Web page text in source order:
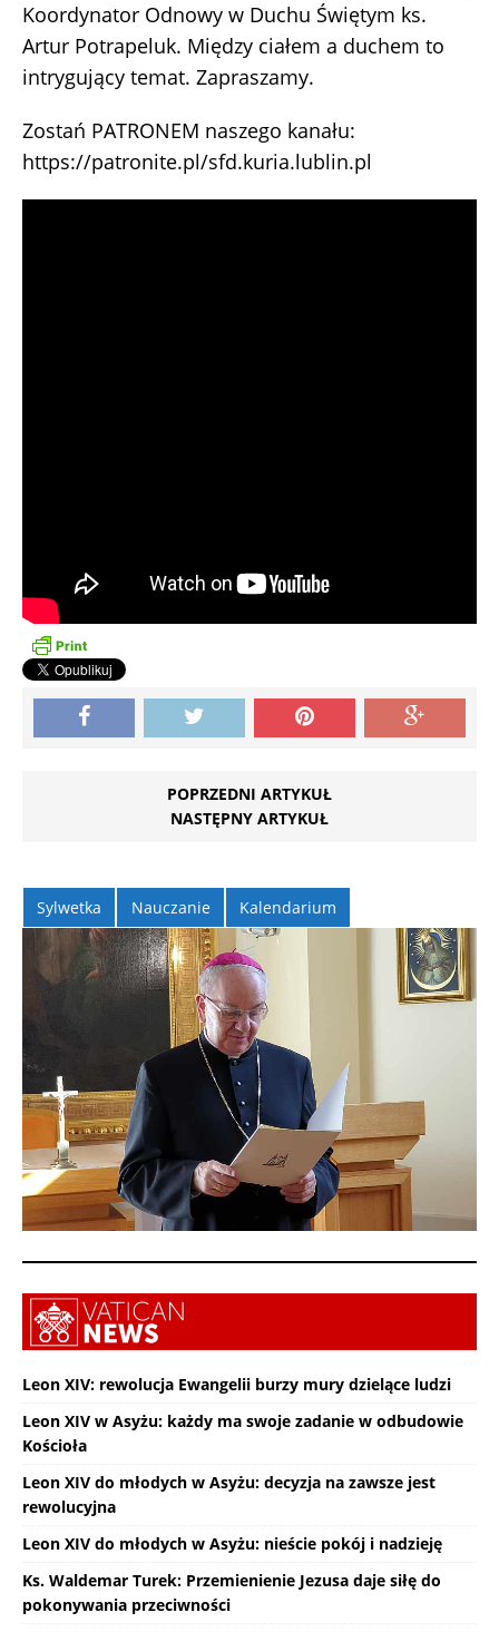
Koordynator Odnowy w Duchu Świętym ks.
Artur Potrapeluk. Między ciałem a duchem to
intrygujący temat. Zapraszamy.
Zostań PATRONEM naszego kanału:
https://patronite.pl/sfd.kuria.lublin.pl
POPRZEDNI ARTYKUŁ
NASTĘPNY ARTYKUŁ
Sylwetka Nauczanie Kalendarium
Leon XIV: rewolucja Ewangelii burzy mury dzielące ludzi
Leon XIV w Asyżu: każdy ma swoje zadanie w odbudowie
Kościoła
Leon XIV do młodych w Asyżu: decyzja na zawsze jest
rewolucyjna
Leon XIV do młodych w Asyżu: nieście pokój i nadzieję
Ks. Waldemar Turek: Przemienienie Jezusa daje siłę do
pokonywania przeciwności